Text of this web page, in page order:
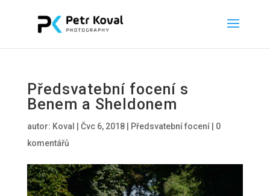
Předsvatební focení s
Benem a Sheldonem
autor: Koval Čvc 6, 2018| Předsvatební focení| 0
komentářů